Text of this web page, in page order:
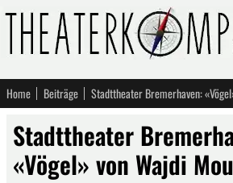
Home Beiträge
Stadttheater
«Vögel» von Wajdi